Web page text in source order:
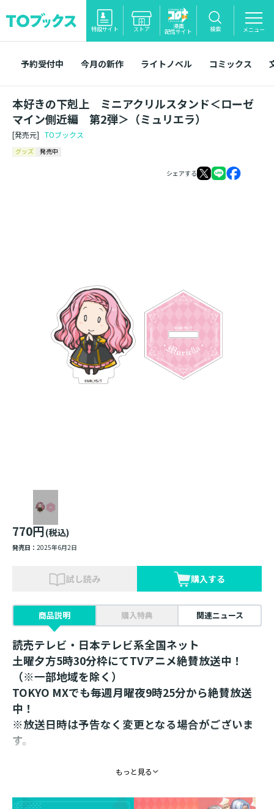
特設サイト ストア 漫画
配信サイト 検索 メニュー
予約受付中 今月の新作 ライトノベル コミックス
本好きの下剋上 ミニアクリルスタンド＜ローゼ
マイン側近編 第2弾＞（ミュリエラ）
[発売元] TOブックス
グッズ 発売中
シェアする
770円(税込)
発売日： 2025年6月2日
試し読み 購入する
商品説明 購入特典 関連ニュース
読売テレビ・日本テレビ系全国ネット
土曜夕方5時30分枠にてTVアニメ絶賛放送中！
（※一部地域を除く）
TOKYO MXでも毎週月曜夜9時25分から絶賛放送
中！
※放送日時は予告なく変更となる場合がございま
す。
大好評のミニアクリルスタンドが続々発売！
もっと見る